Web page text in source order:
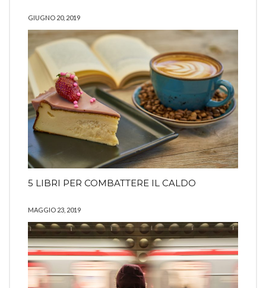
GIUGNO 20, 2019
5 LIBRI PER COMBATTERE IL CALDO
MAGGIO 23, 2019